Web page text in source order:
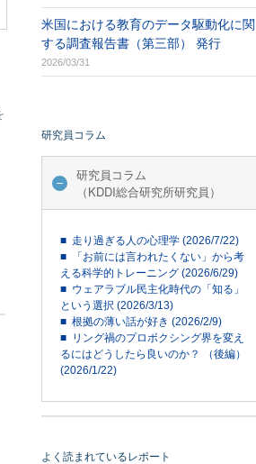
米国における教育のデータ駆動化に関
する調査報告書（第三部） 発行
2026/03/31
研究員コラム
研究員コラム
（KDDI総合研究所研究員）
■ 走り過ぎる人の心理学 (2026/7/22)
■ 「お前には言われたくない」から考
える科学的トレーニング (2026/6/29)
■ ウェアラブル民主化時代の「知る」
という選択 (2026/3/13)
■ 根拠の薄い話が好き (2026/2/9)
■ リング禍のプロボクシング界を変え
るにはどうしたら良いのか？ （後編）
(2026/1/22)
よく読まれているレポート